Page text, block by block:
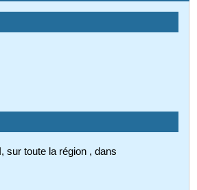
sur toute la région , dans